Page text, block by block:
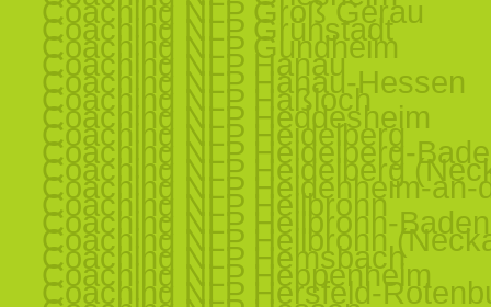
Coaching NLP Groß Gerau
Coaching NLP Grünstadt
Coaching NLP Gundheim
Coaching NLP Hanau
Coaching NLP Hanau-Hessen
Coaching NLP Haßloch
Coaching NLP Heddesheim
Coaching NLP Heidelberg
Coaching NLP Heidelberg-
Coaching NLP Heidelberg
Coaching NLP Heidenheim-an-
Coaching NLP Heilbronn
Coaching NLP Heilbronn-Baden
Coaching NLP Heilbronn
Coaching NLP Hemsbach
Coaching NLP Heppenheim
Coaching NLP Hersfeld-